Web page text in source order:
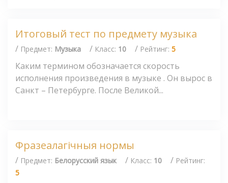
Итоговый тест по предмету музыка
/ Предмет: Музыка / Класс: 10 / Рейтинг: 5
Каким термином обозначается скорость
исполнения произведения в музыке . Он вырос в
Санкт – Петербурге. После Великой...
Фразеалагічныя нормы
/ Предмет: Белорусский язык / Класс: 10 / Рейтинг:
5